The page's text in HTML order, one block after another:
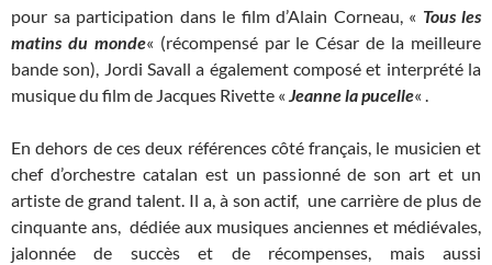
pour sa participation dans le film d’Alain Corneau, « Tous les
matins du monde« (récompensé par le César de la meilleure
bande son), Jordi Savall a également composé et interprété la
musique du film de Jacques Rivette « Jeanne la pucelle« .
En dehors de ces deux références côté français, le musicien et
chef d’orchestre catalan est un passionné de son art et un
artiste de grand talent. Il a, à son actif, une carrière de plus de
cinquante ans, dédiée aux musiques anciennes et médiévales,
jalonnée de succès et de récompenses, mais aussi